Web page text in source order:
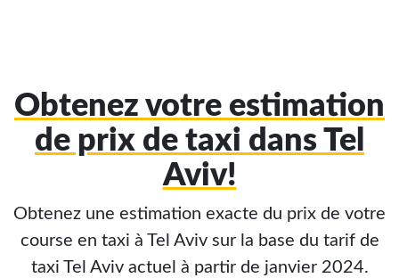
Obtenez votre estimation
de prix de taxi dans Tel
Aviv!
Obtenez une estimation exacte du prix de votre
course en taxi à Tel Aviv sur la base du tarif de
taxi Tel Aviv actuel à partir de janvier 2024.